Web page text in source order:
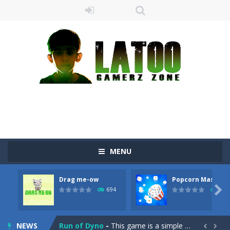
MENU
Drag me-ow
694
Popcorn Master
793

NEWS
Sushi Escape-Sushi Escape is an endless run where all you have to do is press the up arrow to fly, making the “nigiri” avoid...
Drag me-ow Drag and drop game where you have to bring a cat to his beloved cushion without getting killed.Use the mouse or touch the...
a classic game of falling objects, bananas and apples will fall, but be careful to only collect bananas or you will lose...
Run of Dyno - This game is a simple arcade  